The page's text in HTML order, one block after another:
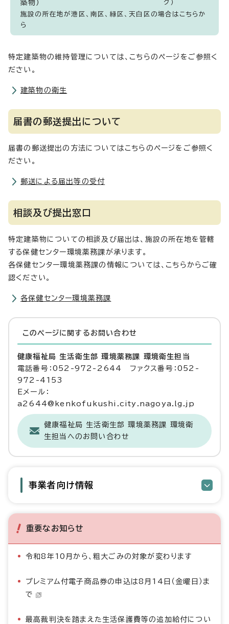
築物）
ク）
施設の所在地が港区、南区、緑区、天白区の場合はこちらか
ら
特定建築物の維持管理については、こちらのページをご参照く
ださい。
建築物の衛生
届書の郵送提出について
届書の郵送提出の方法についてはこちらのページをご参照く
ださい。
郵送による届出等の受付
相談及び提出窓口
特定建築物についての相談及び届出は、施設の所在地を管轄
する保健センター環境薬務課が承ります。
各保健センター環境薬務課の情報については、こちらからご確
認ください。
各保健センター環境薬務課
このページに関する お問い合わせ
健康福祉局 生活衛生部 環境薬務課 環境衛生担当
電話番号：052-972-2644 ファクス番号：052-
972-4153
Eメール：
a2644@kenkofukushi.city.nagoya.lg.jp
健康福祉局 生活衛生部 環境薬務課 環境衛
生担当へのお問い合わせ
事業者向け情報
重要なお知らせ
令和8年10月から、粗大ごみの対象が変わります
プレミアム付電子商品券の申込は8月14日（金曜日）ま
で
最高裁判決を踏まえた生活保護費等の追加給付につい